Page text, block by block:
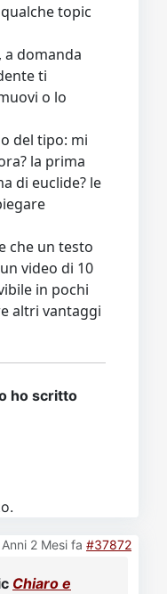
topic
a domanda
ti
o lo
del tipo: mi
la prima
di euclide? le
che un testo
video di 10
in pochi
altri vantaggi
ho scritto
2 Mesi fa #37872
Chiaro e